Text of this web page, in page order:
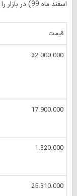
اسفند ماه 99) در بازار را مشاهده می کنید:
قیمت
32.000.000
17.900.000
1.320.000
25.310.000